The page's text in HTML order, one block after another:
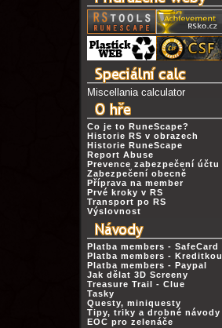
Miscellania calculator
Co je to RuneScape?
Historie RS v obrazech
Historie RuneScape
Report Abuse
Prevence zabezpečení účtu
Zabezpečení obecně
Příprava na member
Prvé kroky v RS
Transport po RS
Výslovnost
Platba members - SafeCard
Platba members - Kreditkou
Platba members - Paypal
Jak dělat 3D Screeny
Treasure Trail - Clue
Tasky
Questy, miniquesty
Tipy, triky a drobné návody
EOC pro zelenáče